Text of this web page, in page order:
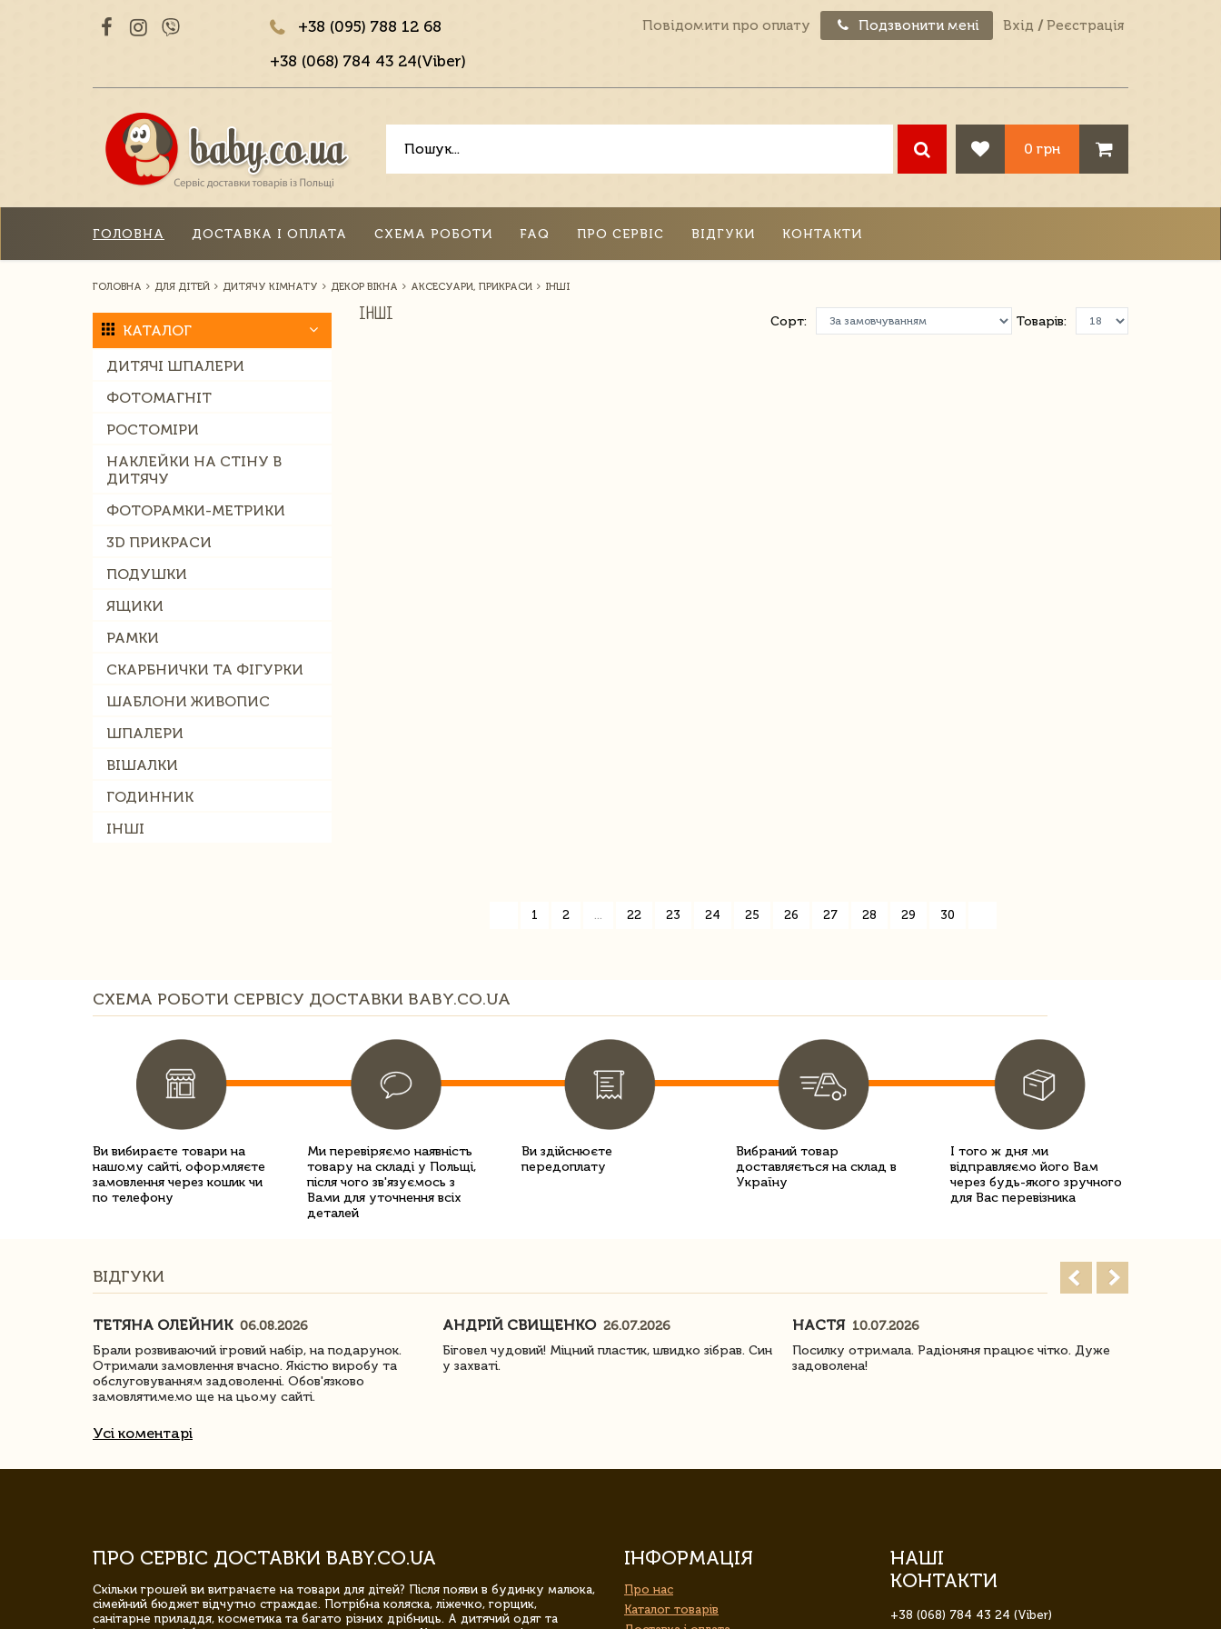
+38 (095) 788 12 68
+38 (068) 784 43 24(Viber)
Повідомити про оплату Подзвонити мені Вхід / Реєстрація
0 грн
ГОЛОВНА ДОСТАВКА І ОПЛАТА СХЕМА РОБОТИ FAQ ПРО СЕРВІС ВІДГУКИ КОНТАКТИ
ГОЛОВНА ДЛЯ ДІТЕЙ ДИТЯЧУ КІМНАТУ ДЕКОР ВІКНА АКСЕСУАРИ, ПРИКРАСИ ІНШІ
КАТАЛОГ
ДИТЯЧІ ШПАЛЕРИ
ФОТОМАГНІТ
РОСТОМІРИ
НАКЛЕЙКИ НА СТІНУ В
ДИТЯЧУ
ФОТОРАМКИ-МЕТРИКИ
3D ПРИКРАСИ
ПОДУШКИ
ЯЩИКИ
РАМКИ
СКАРБНИЧКИ ТА ФІГУРКИ
ШАБЛОНИ ЖИВОПИС
ШПАЛЕРИ
ВІШАЛКИ
ГОДИННИК
ІНШІ
ІНШІ Товарів:
Сорт:
1 2 ... 22 23 24 25 26 27 28 29 30
СХЕМА РОБОТИ СЕРВІСУ ДОСТАВКИ BABY.CO.UA
Ви вибираєте товари на
нашому сайті, оформляєте
замовлення через кошик чи
по телефону
Ми перевіряємо наявність
товару на складі у Польщі,
після чого зв'язуємось з
Вами для уточнення всіх
деталей
Ви здійснюєте
передоплату
Вибраний товар
доставляється на склад в
Україну
І того ж дня ми
відправляємо його Вам
через будь-якого зручного
для Вас перевізника
ВІДГУКИ
ТЕТЯНА ОЛЕЙНИК 06.08.2026
Брали розвиваючий ігровий набір, на подарунок.
Отримали замовлення вчасно. Якістю виробу та
обслуговуванням задоволенні. Обов'язково
замовлятимемо ще на цьому сайті.
АНДРІЙ СВИЩЕНКО 26.07.2026
Біговел чудовий! Міцний пластик, швидко зібрав. Син
у захваті.
НАСТЯ 10.07.2026
Посилку отримала. Радіоняня працює чітко. Дуже
задоволена!
Усі коментарі
ПРО СЕРВІС ДОСТАВКИ BABY.CO.UA
Скільки грошей ви витрачаєте на товари для дітей? Після появи в будинку малюка,
сімейний бюджет відчутно страждає. Потрібна коляска, ліжечко, горщик,
санітарне приладдя, косметика та багато різних дрібниць. А дитячий одяг та
ІНФОРМАЦІЯ
Про нас
Каталог товарів
НАШІ
КОНТАКТИ
+38 (068) 784 43 24 (Viber)